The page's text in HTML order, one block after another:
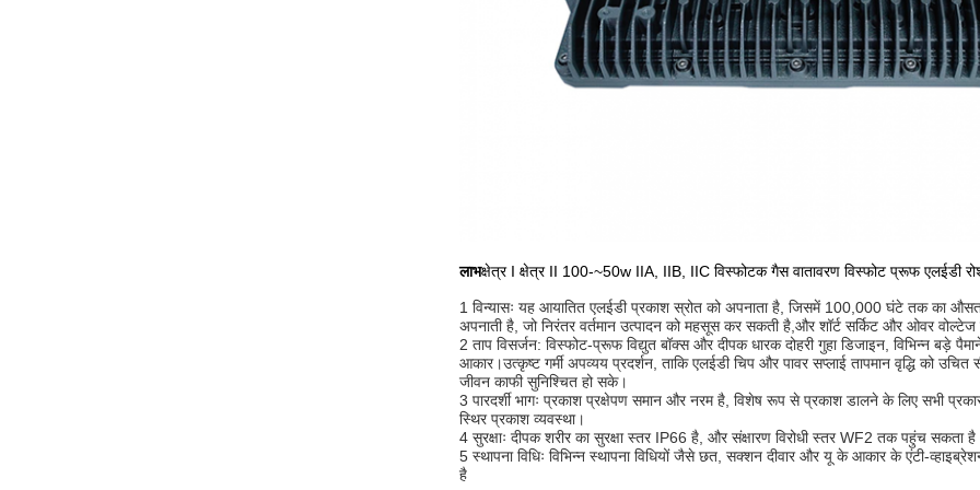
लाभक्षेत्र I क्षेत्र II 100-~50w IIA, IIB, IIC विस्फोटक गैस वातावरण विस्फोट प्रूफ एलईडी
1 विन्यासः यह आयातित एलईडी प्रकाश स्रोत को अपनाता है, जिसमें 100,000 घंटे तक का औसत
अपनाती है, जो निरंतर वर्तमान उत्पादन को महसूस कर सकती है,और शॉर्ट सर्किट और ओवर वोल्टेज
2 ताप विसर्जन: विस्फोट-प्रूफ विद्युत बॉक्स और दीपक धारक दोहरी गुहा डिजाइन, विभिन्न बड़े
आकार।उत्कृष्ट गर्मी अपव्यय प्रदर्शन, ताकि एलईडी चिप और पावर सप्लाई तापमान वृद्धि को
जीवन काफी सुनिश्चित हो सके।
3 पारदर्शी भागः प्रकाश प्रक्षेपण समान और नरम है, विशेष रूप से प्रकाश डालने के लिए सभी
स्थिर प्रकाश व्यवस्था।
4 सुरक्षाः दीपक शरीर का सुरक्षा स्तर IP66 है, और संक्षारण विरोधी स्तर WF2 तक पहुंच
5 स्थापना विधिः विभिन्न स्थापना विधियों जैसे छत, सक्शन दीवार और यू के आकार के एंटी-
है